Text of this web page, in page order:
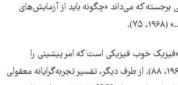
که می‌‌‌داند «چگونه باید از آزمایش‌‌‌های
۷۵).
خوب فیزیکی است که امر پیشینی را
تقویت کند و بسازد» (۱۹۶۸، ۸۸). از طرف دیگر، تفسیر تجربه‌‌‌گرایانه معقولی